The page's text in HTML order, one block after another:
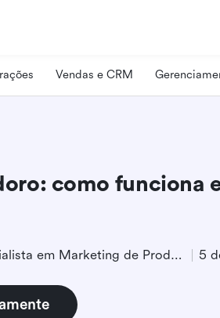
Vendas e CRM
como funciona
Especialista em Marketing de Produto 5